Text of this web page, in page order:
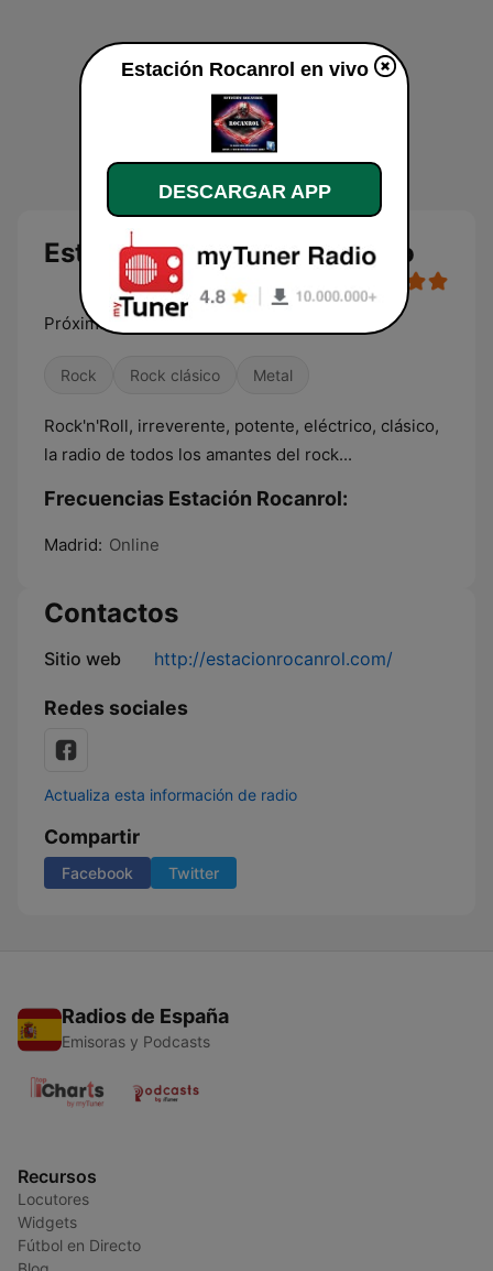
Estación Rocanrol en directo
Próxima parada Estación Rocanrol
Rock Rock clásico Metal
Rock'n'Roll, irreverente, potente, eléctrico, clásico,
la radio de todos los amantes del rock...
Frecuencias Estación Rocanrol:
Madrid: Online
Contactos
Sitio web http://estacionrocanrol.com/
Redes sociales
Actualiza esta información de radio
Compartir
Facebook Twitter
Radios de España
Emisoras y Podcasts
Recursos
Locutores
Widgets
Fútbol en Directo
Estación Rocanrol en vivo
DESCARGAR APP